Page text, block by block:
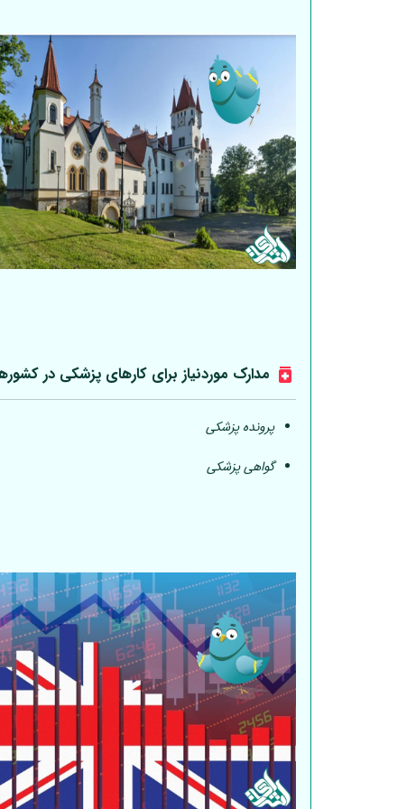
مدارک موردنیاز برای کارهای پزشکی در
پرونده پزشکی
گواهی پزشکی